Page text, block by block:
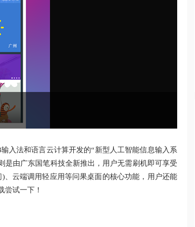
入法和语言云计算开发的“新型人工智能信息输入系
由广东国笔科技全新推出，用户无需刷机即可享受
、云端调用轻应用等问果桌面的核心功能，用户还能
尝试一下！